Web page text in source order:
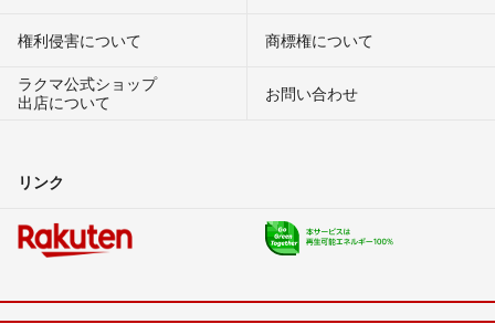
権利侵害について
商標権について
ラクマ公式ショップ
出店について
お問い合わせ
リンク